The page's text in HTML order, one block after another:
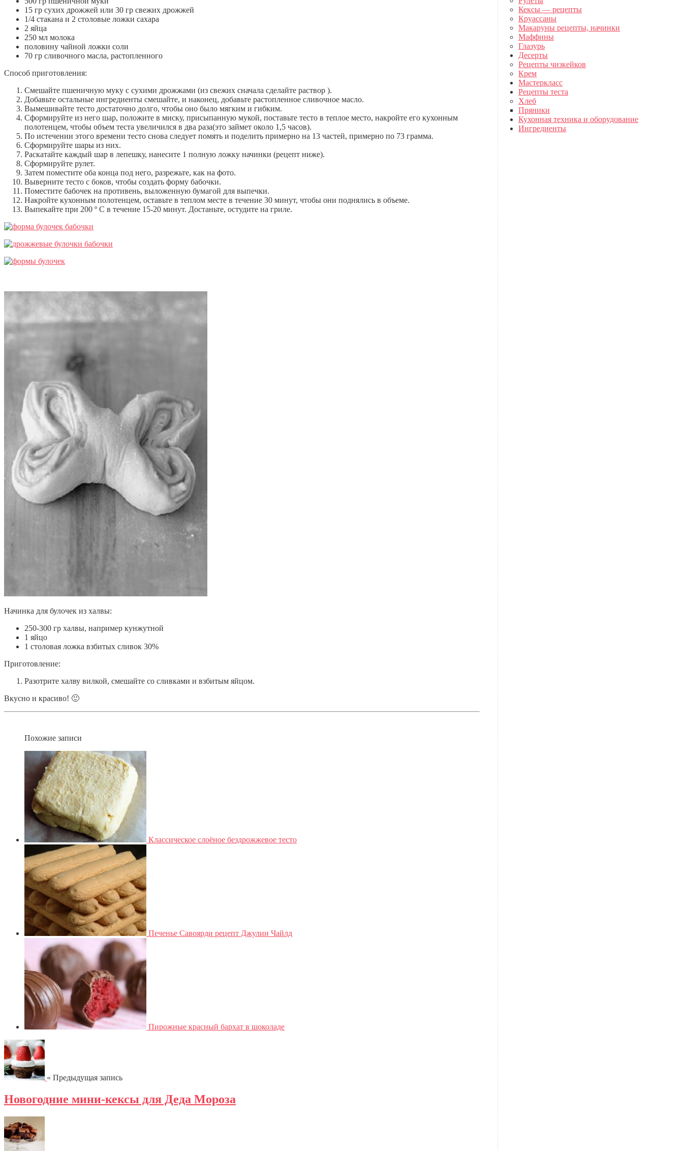
15 гр сухих дрожжей или 30 гр свежих дрожжей
1/4 стакана и 2 столовые ложки сахара
2 яйца
250 мл молока
половину чайной ложки соли
70 гр сливочного масла, растопленного
Способ приготовления:
Смешайте пшеничную муку с сухими дрожжами (из свежих сначала сделайте раствор ).
Добавьте остальные ингредиенты смешайте, и наконец, добавьте растопленное сливочное масло.
Вымешивайте тесто достаточно долго, чтобы оно было мягким и гибким.
Сформируйте из него шар, положите в миску, присыпанную мукой, поставьте тесто в теплое место, накройте его кухонным
полотенцем, чтобы объем теста увеличился в два раза(это займет около 1,5 часов).
По истечении этого времени тесто снова следует помять и поделить примерно на 13 частей, примерно по 73 грамма.
Сформируйте шары из них.
Раскатайте каждый шар в лепешку, нанесите 1 полную ложку начинки (рецепт ниже).
Сформируйте рулет.
Затем поместите оба конца под него, разрежьте, как на фото.
Выверните тесто с боков, чтобы создать форму бабочки.
Поместите бабочек на противень, выложенную бумагой для выпечки.
Накройте кухонным полотенцем, оставьте в теплом месте в течение 30 минут, чтобы они поднялись в объеме.
Выпекайте при 200 º C в течение 15-20 минут. Достаньте, остудите на гриле.
Начинка для булочек из халвы:
250-300 гр халвы, например кунжутной
1 яйцо
1 столовая ложка взбитых сливок 30%
Приготовление:
Разотрите халву вилкой, смешайте со сливками и взбитым яйцом.
Вкусно и красиво! 🙂
Похожие записи
Классическое слоёное бездрожжевое тесто
Печенье Савоярди рецепт Джулии Чайлд
Пирожные красный бархат в шоколаде
« Предыдущая запись
Новогодние мини-кексы для Деда Мороза
Кексы — рецепты
Круассаны
Макаруны рецепты, начинки
Маффины
Глазурь
Десерты
Рецепты чизкейков
Крем
Мастеркласс
Рецепты теста
Хлеб
Пряники
Кухонная техника и оборудование
Ингредиенты